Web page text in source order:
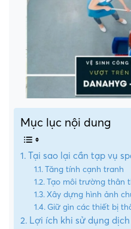
Mục lục nội dung
Tại sao lại cần tạp vụ
Tăng tính cạnh tranh
Tạo môi trường thân
Xây dựng hình ảnh
Giữ gìn các thiết bị
Lợi ích khi sử dụng